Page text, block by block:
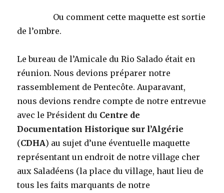
Ou comment cette maquette est sortie
de l’ombre.
Le bureau de l’Amicale du Rio Salado était en
réunion. Nous devions préparer notre
rassemblement de Pentecôte. Auparavant,
nous devions rendre compte de notre entrevue
avec le Président du Centre de
Documentation Historique sur l’Algérie
(CDHA) au sujet d’une éventuelle maquette
représentant un endroit de notre village cher
aux Saladéens (la place du village, haut lieu de
tous les faits marquants de notre